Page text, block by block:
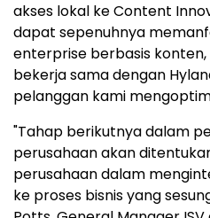
akses lokal ke Content
dapat sepenuhnya
enterprise berbasis
bekerja sama dengan
pelanggan kami
"Tahap berikutnya dalam
perusahaan akan
perusahaan dalam
ke proses bisnis yang